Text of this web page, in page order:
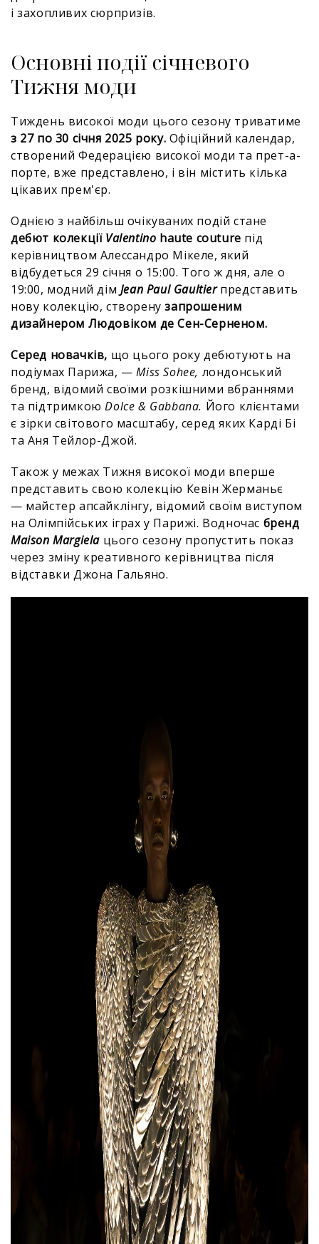
і захопливих сюрпризів.
Основні події січневого
Тижня моди
Тиждень високої моди цього сезону триватиме
з 27 по 30 січня 2025 року. Офіційний календар,
створений Федерацією високої моди та прет-а-
порте, вже представлено, і він містить кілька
цікавих прем'єр.
Однією з найбільш очікуваних подій стане
дебют колекції Valentino haute couture під
керівництвом Алессандро Мікеле, який
відбудеться 29 січня о 15:00. Того ж дня, але о
19:00, модний дім Jean Paul Gaultierпредставить
нову колекцію, створенузапрошеним
дизайнером Людовіком де Сен-Серненом.
Серед новачків, що цього року дебютують на
подіумах Парижа, —Miss Sohee, лондонський
бренд, відомий своїми розкішними вбраннями
та підтримкоюDolce & Gabbana. Його клієнтами
є зірки світового масштабу, серед яких Карді Бі
та Аня Тейлор-Джой.
Також у межах Тижня високої моди вперше
представить свою колекцію Кевін Жерманьє
— майстер апсайклінгу, відомий своїм виступом
на Олімпійських іграх у Парижі. Водночас бренд
Maison Margiela цього сезону пропустить показ
через зміну креативного керівництва після
відставки Джона Гальяно.